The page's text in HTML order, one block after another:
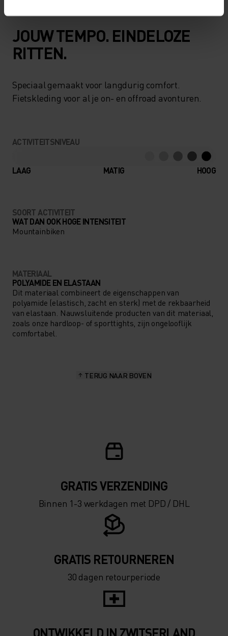
JOUW TEMPO. EINDELOZE
RITTEN.
Speciaal gemaakt voor langdurig comfort.
Fietskleding voor al je on- en offroad avonturen.
ACTIVITEITSNIVEAU
LAAG MATIG HOOG
SOORT ACTIVITEIT
WAT DAN OOK HOGE INTENSITEIT
Mountainbiken
MATERIAAL
POLYAMIDE EN ELASTAAN
Dit materiaal combineert de eigenschappen van
polyamide (elastisch, zacht en sterk) met de rekbaarheid
van elastaan. Nauwsluitende producten van dit materiaal,
zoals onze hardloop- of sporttights, zijn ongelooflijk
comfortabel.
TERUG NAAR BOVEN
GRATIS VERZENDING​​​​​​​​​​​​​​
Binnen 1-3 werkdagen met DPD / DHL
GRATIS RETOURNEREN
30 dagen retourperiode
ONTWIKKELD IN ZWITSERLAND